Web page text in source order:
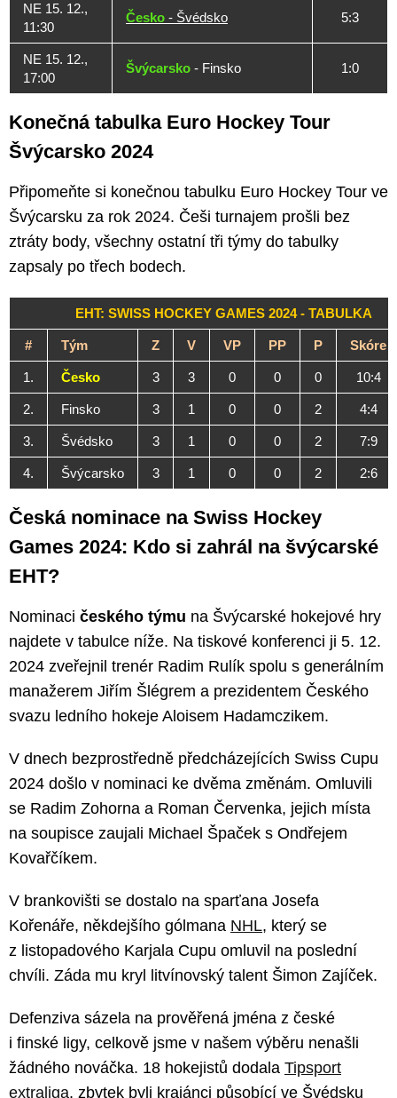
NE 15. 12.,
11:30
Česko - Švédsko 5:3
NE 15. 12.,
17:00
Švýcarsko - Finsko 1:0
Konečná tabulka Euro Hockey Tour
Švýcarsko 2024
Připomeňte si konečnou tabulku Euro Hockey Tour ve
Švýcarsku za rok 2024. Češi turnajem prošli bez
ztráty body, všechny ostatní tři týmy do tabulky
zapsaly po třech bodech.
EHT: SWISS HOCKEY GAMES 2024 - TABULKA
# Tým Z V VP PP P Skóre
1. Česko 3 3 0 0 0 10:4
2. Finsko 3 1 0 0 2 4:4
3. Švédsko 3 1 0 0 2 7:9
4. Švýcarsko 3 1 0 0 2 2:6
Česká nominace na Swiss Hockey
Games 2024: Kdo si zahrál na švýcarské
EHT?
Nominaci českého týmu na Švýcarské hokejové hry
najdete v tabulce níže. Na tiskové konferenci ji 5. 12.
2024 zveřejnil trenér Radim Rulík spolu s generálním
manažerem Jiřím Šlégrem a prezidentem Českého
svazu ledního hokeje Aloisem Hadamczikem.
V dnech bezprostředně předcházejících Swiss Cupu
2024 došlo v nominaci ke dvěma změnám. Omluvili
se Radim Zohorna a Roman Červenka, jejich místa
na soupisce zaujali Michael Špaček s Ondřejem
Kovařčíkem.
V brankovišti se dostalo na sparťana Josefa
Kořenáře, někdejšího gólmana NHL, který se
z listopadového Karjala Cupu omluvil na poslední
chvíli. Záda mu kryl litvínovský talent Šimon Zajíček.
Defenziva sázela na prověřená jména z české
i finské ligy, celkově jsme v našem výběru nenašli
žádného nováčka. 18 hokejistů dodala Tipsport
extraliga, zbytek byli krajánci působící ve Švédsku